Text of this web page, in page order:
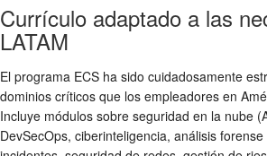
Currículo adaptado a las
LATAM
El programa ECS ha sido cuidadosamente
dominios críticos que los empleadores en
Incluye módulos sobre seguridad en la nube
DevSecOps, ciberinteligencia, análisis